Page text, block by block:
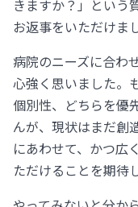
きますか？」という
お返事をいただけま
病院のニーズに合わ
心強く思いました。
個別性、どちらを優
んが、現状はまだ創
にあわせて、かつ広
ただけることを期待